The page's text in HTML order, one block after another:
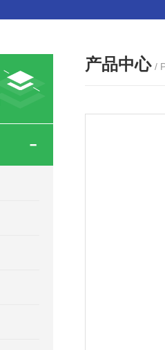
产品中心 /